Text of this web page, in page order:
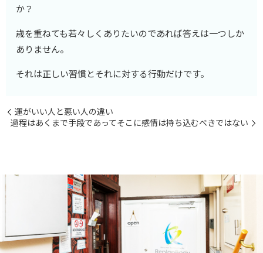
か？
歳を重ねても若々しくありたいのであれば答えは一つしか
ありません。
それは正しい習慣とそれに対する行動だけです。
運がいい人と悪い人の違い
過程はあくまで手段であってそこに感情は持ち込むべきではない